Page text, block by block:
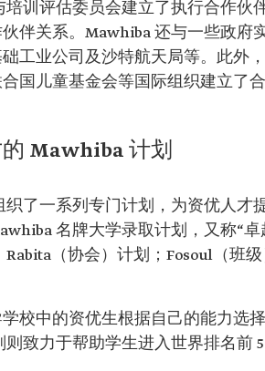
训评估委员会建立了执行合作伙
伴关系。Mawhiba 还与一些政府
工业公司及沙特航天局等。此外
国儿童基金会等国际组织建立了合
Mawhiba 计划
了一系列专门计划，为资优人才
名牌大学录取计划，又称“
（协会）计划；Fosoul（班
校中的资优生根据自己的能力选
致力于帮助学生进入世界排名前